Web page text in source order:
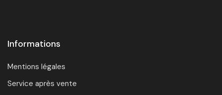
Informations
Mentions légales
Service après vente